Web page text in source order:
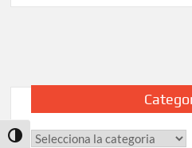
Toggle High Contrast
Categories